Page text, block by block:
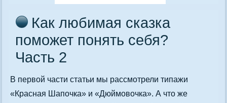
Как любимая сказка
поможет понять себя?
Часть 2
В первой части статьи мы рассмотрели типажи
«Красная Шапочка» и «Дюймовочка». А что же